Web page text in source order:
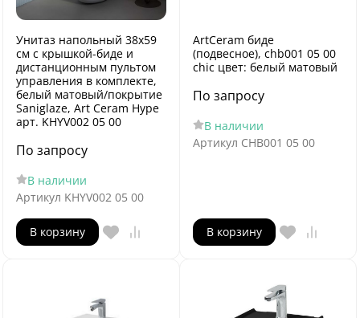
Унитаз напольный 38х59
см с крышкой-биде и
дистанционным пультом
управления в комплекте,
белый матовый/покрытие
Saniglaze, Art Ceram Hype
арт. KHYV002 05 00
По запросу
В наличии
Артикул KHYV002 05 00
В корзину
ArtCeram биде
(подвесное), chb001 05 00
chic цвет: белый матовый
По запросу
В наличии
Артикул CHB001 05 00
В корзину